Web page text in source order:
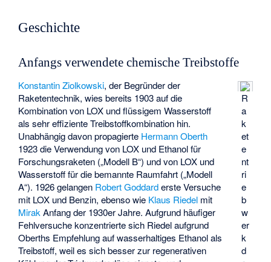
Geschichte
Anfangs verwendete chemische Treibstoffe
R
a
k
et
e
nt
ri
e
b
w
er
k
d
Konstantin Ziolkowski, der Begründer der
Raketentechnik, wies bereits 1903 auf die
Kombination von LOX und flüssigem Wasserstoff
als sehr effiziente Treibstoffkombination hin.
Unabhängig davon propagierte Hermann Oberth
1923 die Verwendung von LOX und Ethanol für
Forschungsraketen („Modell B“) und von LOX und
Wasserstoff für die bemannte Raumfahrt („Modell
A“). 1926 gelangen Robert Goddarderste Versuche
mit LOX und Benzin, ebenso wie Klaus Riedel mit
Mirak Anfang der 1930er Jahre. Aufgrund häufiger
Fehlversuche konzentrierte sich Riedel aufgrund
Oberths Empfehlung auf wasserhaltiges Ethanol als
Treibstoff, weil es sich besser zur regenerativen